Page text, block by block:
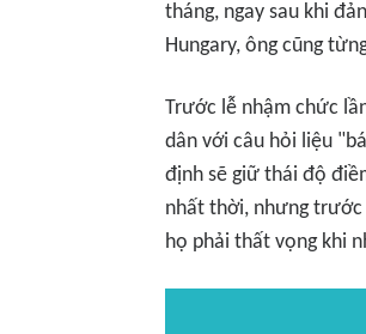
tháng, ngay sau khi
Hungary, ông cũng
Trước lễ nhậm chức
dân với câu hỏi liệu
định sẽ giữ thái độ
nhất thời, nhưng trước
họ phải thất vọng khi